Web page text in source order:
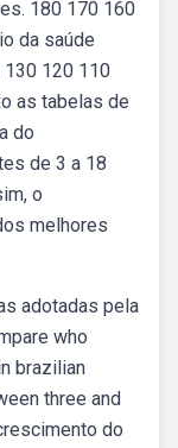
180 170 160
da saúde
120 110
as tabelas de
do
de 3 a 18
o
melhores
adotadas pela
who
brazilian
three and
do